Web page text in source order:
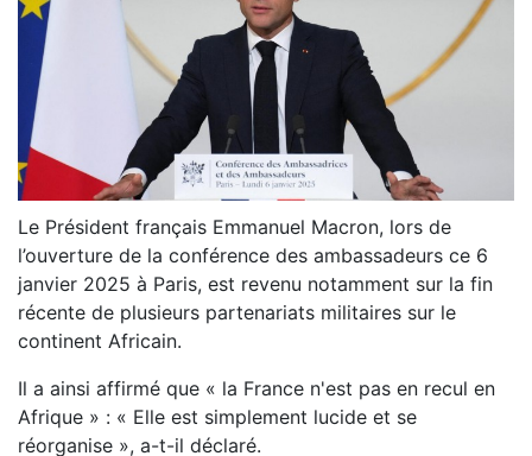
Le Président français Emmanuel Macron, lors de
l’ouverture de la conférence des ambassadeurs ce 6
janvier 2025 à Paris, est revenu notamment sur la fin
récente de plusieurs partenariats militaires sur le
continent Africain.
Il a ainsi affirmé que « la France n'est pas en recul en
Afrique » : « Elle est simplement lucide et se
réorganise », a-t-il déclaré.